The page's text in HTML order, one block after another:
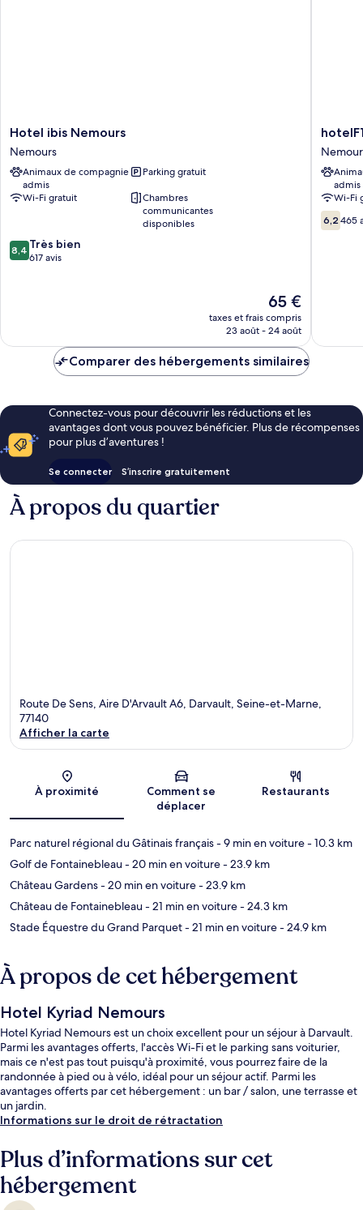
Hotel
ibis
Nemours
Nemours
Hotel ibis Nemours
Nemours
Animaux de compagnie
admis
Parking gratuit
Wi-Fi gratuit
Chambres
communicantes
disponibles
8.4
sur
8,4 Très bien
617 avis
Le
nouveau
prix
de
65 €
taxes et frais compris
23 août - 24 août
hotelF1
admis
Wi-Fi
6.2
sur
6,2 465
Comparer des hébergements similaires
Connectez-vous pour découvrir les réductions et les
avantages dont vous pouvez bénéficier. Plus de récompenses
pour plus d’aventures !
Se connecter S’inscrire gratuitement
À propos du quartier
Route De Sens, Aire D'Arvault A6, Darvault, Seine-et-Marne,
77140
Afficher la carte
À proximité
Comment se
déplacer
Restaurants
Parc naturel régional du Gâtinais français- 9 min en voiture- 10.3 km
Golf de Fontainebleau- 20 min en voiture- 23.9 km
Château Gardens- 20 min en voiture- 23.9 km
Château de Fontainebleau- 21 min en voiture- 24.3 km
Stade Équestre du Grand Parquet- 21 min en voiture- 24.9 km
À propos de cet hébergement
Hotel Kyriad Nemours
Hotel Kyriad Nemours est un choix excellent pour un séjour à Darvault.
Parmi les avantages offerts, l'accès Wi-Fi et le parking sans voiturier,
mais ce n'est pas tout puisqu'à proximité, vous pourrez faire de la
randonnée à pied ou à vélo, idéal pour un séjour actif. Parmi les
avantages offerts par cet hébergement : un bar / salon, une terrasse et
un jardin.
Informations sur le droit de rétractation
Plus d’informations sur cet
hébergement